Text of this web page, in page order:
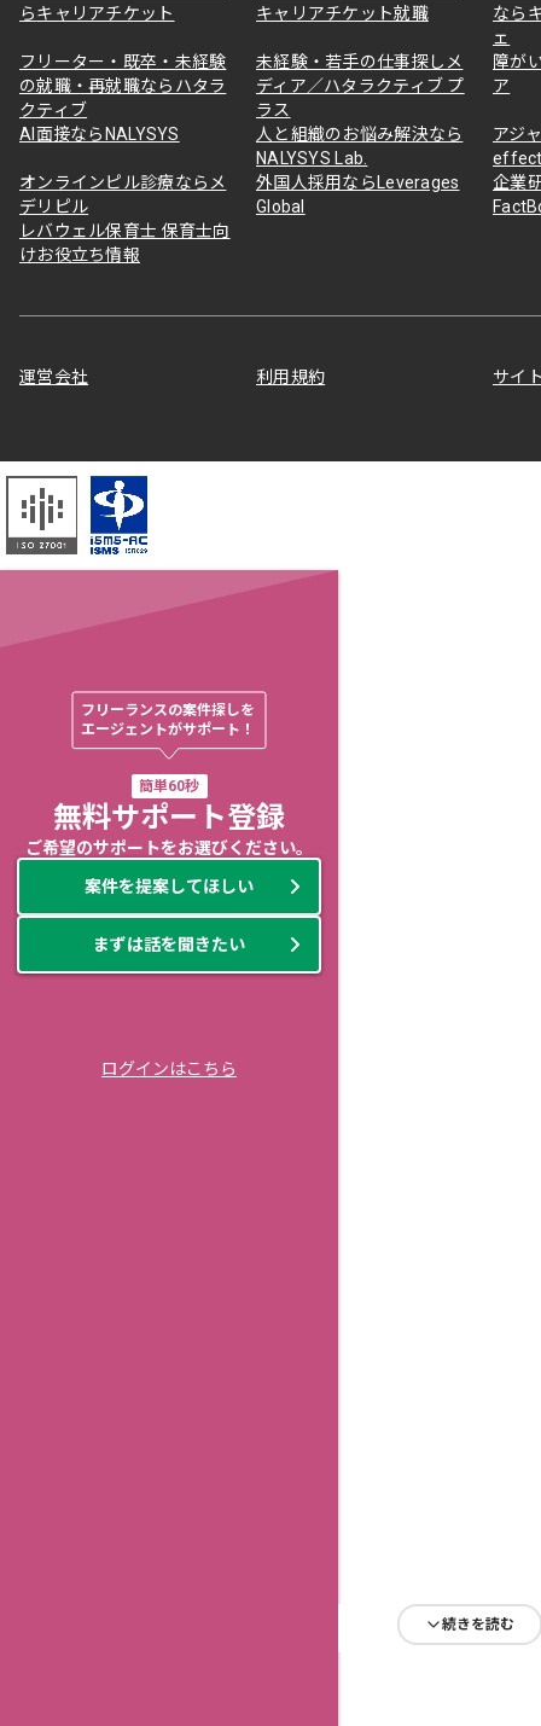
続きを読む
続きを読む
続きを読む
続きを読む
続きを読む
続きを読む
続きを読む
続きを読む
続きを読む
続きを読む
続きを読む
続きを読む
続きを読む
続きを読む
続きを読む
続きを読む
続きを読む
続きを読む
続きを読む
続きを読む
らキャリアチケット
キャリアチケット就職
なら
ェ
フリーター・既卒・未経験
の就職・再就職ならハタラ
クティブ
未経験・若手の仕事探しメ
ディア／ハタラクティブ プ
ラス
障が
ア
AI面接ならNALYSYS
人と組織のお悩み解決なら
NALYSYS Lab.
アジ
オンラインピル診療ならメ
デリピル
外国人採用ならLeverages
Global
企業
レバウェル保育士 保育士向
けお役立ち情報
運営会社 利用規約 サイ
フリーランスの案件探しを
エージェントがサポート！
簡単60秒
無料サポート登録
ご希望のサポートをお選びください。
案件を提案してほしい
まずは話を聞きたい
ログインはこちら